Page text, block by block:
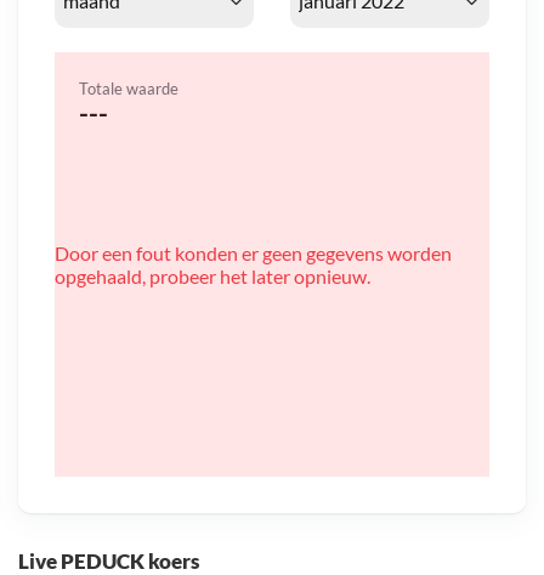
Live PEDUCK koers
Totale waarde
---
Door een fout konden er geen gegevens worden
opgehaald, probeer het later opnieuw.